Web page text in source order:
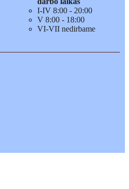
I-IV 8:00 - 20:00
V 8:00 - 18:00
VI-VII nedirbame